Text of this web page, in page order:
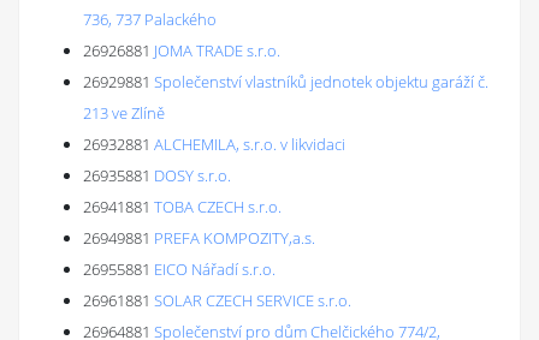
736, 737 Palackého
26926881 JOMA TRADE s.r.o.
26929881 Společenství vlastníků jednotek objektu garáží č.
213 ve Zlíně
26932881 ALCHEMILA, s.r.o. v likvidaci
26935881 DOSY s.r.o.
26941881 TOBA CZECH s.r.o.
26949881 PREFA KOMPOZITY,a.s.
26955881 EICO Nářadí s.r.o.
26961881 SOLAR CZECH SERVICE s.r.o.
26964881 Společenství pro dům Chelčického 774/2,